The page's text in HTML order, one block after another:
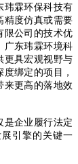
玮霖环保科技有
精度仿真或需要
限公司的技术优
广东玮霖环境科
更具宏观视野与
绑定的项目，
来更高的落地效
是企业履行法定
引擎的关键一